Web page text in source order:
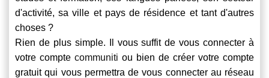
d'activité, sa ville et pays de résidence et tant d'autres
choses ?
Rien de plus simple. Il vous suffit de vous connecter à
votre compte communiti ou bien de créer votre compte
gratuit qui vous permettra de vous connecter au réseau